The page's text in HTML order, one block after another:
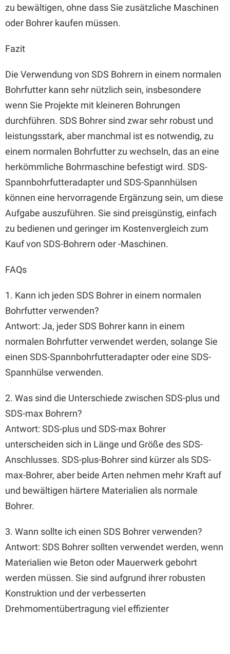
zu bewältigen, ohne dass Sie zusätzliche Maschinen
oder Bohrer kaufen müssen.
Fazit
Die Verwendung von SDS Bohrern in einem normalen
Bohrfutter kann sehr nützlich sein, insbesondere
wenn Sie Projekte mit kleineren Bohrungen
durchführen. SDS Bohrer sind zwar sehr robust und
leistungsstark, aber manchmal ist es notwendig, zu
einem normalen Bohrfutter zu wechseln, das an eine
herkömmliche Bohrmaschine befestigt wird. SDS-
Spannbohrfutteradapter und SDS-Spannhülsen
können eine hervorragende Ergänzung sein, um diese
Aufgabe auszuführen. Sie sind preisgünstig, einfach
zu bedienen und geringer im Kostenvergleich zum
Kauf von SDS-Bohrern oder -Maschinen.
FAQs
1. Kann ich jeden SDS Bohrer in einem normalen
Bohrfutter verwenden?
Antwort: Ja, jeder SDS Bohrer kann in einem
normalen Bohrfutter verwendet werden, solange Sie
einen SDS-Spannbohrfutteradapter oder eine SDS-
Spannhülse verwenden.
2. Was sind die Unterschiede zwischen SDS-plus und
SDS-max Bohrern?
Antwort: SDS-plus und SDS-max Bohrer
unterscheiden sich in Länge und Größe des SDS-
Anschlusses. SDS-plus-Bohrer sind kürzer als SDS-
max-Bohrer, aber beide Arten nehmen mehr Kraft auf
und bewältigen härtere Materialien als normale
Bohrer.
3. Wann sollte ich einen SDS Bohrer verwenden?
Antwort: SDS Bohrer sollten verwendet werden, wenn
Materialien wie Beton oder Mauerwerk gebohrt
werden müssen. Sie sind aufgrund ihrer robusten
Konstruktion und der verbesserten
Drehmomentübertragung viel effizienter